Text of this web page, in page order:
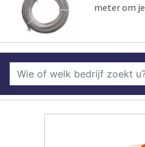
meter om